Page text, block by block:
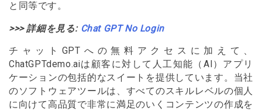
と同等です。
>>> 詳細を見る: Chat GPT No Login
チャットGPTへの無料アクセスに加えて、
ChatGPTdemo.aiは顧客に対して人工知能（AI）アプリ
ケーションの包括的なスイートを提供しています。当社
のソフトウェアツールは、すべてのスキルレベルの個人
に向けて高品質で非常に満足のいくコンテンツの作成を